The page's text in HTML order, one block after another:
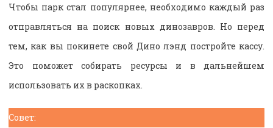
Чтобы парк стал популярнее, необходимо каждый раз
отправляться на поиск новых динозавров. Но перед
тем, как вы покинете свой Дино лэнд постройте кассу.
Это поможет собирать ресурсы и в дальнейшем
использовать их в раскопках.
Совет: